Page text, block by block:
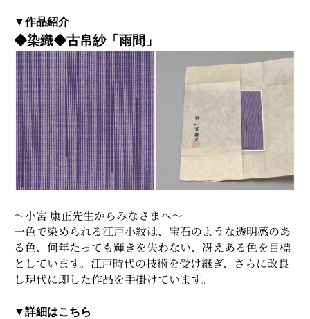
▼作品紹介
◆染織◆古帛紗「雨間」
～小宮 康正先生からみなさまへ～
一色で染められる江戸小紋は、宝石のような透明感のあ
る色、何年たっても輝きを失わない、冴えある色を目標
としています。江戸時代の技術を受け継ぎ、さらに改良
し現代に即した作品を手掛けています。
▼詳細はこちら